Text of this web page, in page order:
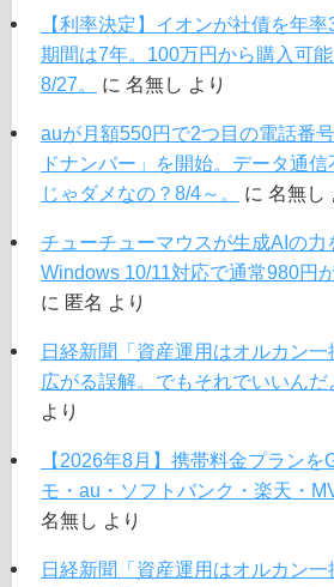
【利率決定】イオンが社債を年率
期間は7年。100万円から購入可
8/27。
に 名無し より
auが月額550円で2つ目の電話番
ドナンバー」を開始。データ通
じゃダメなの？8/4～。
に 名無し
チューチューマウスが生成AIの力
Windows 10/11対応で通常980円
に 匿名 より
日経新聞「資産運用はオルカン一
広がる誤解。でもそれでいいんだ
より
【2026年8月】携帯料金プランを
モ・au・ソフトバンク・楽天・
名無し より
日経新聞「資産運用はオルカン一